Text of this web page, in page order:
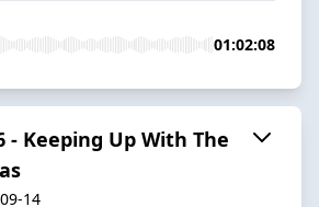
01:02:08
- Keeping Up With The
14